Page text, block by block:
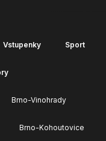
Vstupenky Sport
Brno-Vinohrady
Brno-Kohoutovice